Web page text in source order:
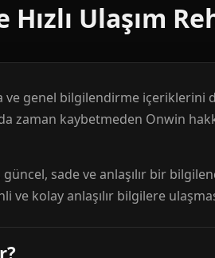
Ulaşım
ve genel bilgilendirme içeriklerini
zaman kaybetmeden Onwin
sade ve anlaşılır bir
ve kolay anlaşılır bilgilere